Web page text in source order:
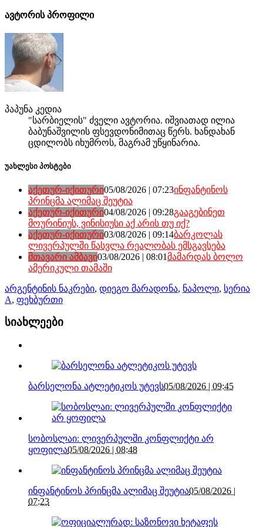
ავტორის პროფილი
პაპუნა კედია
"სარბიელის" ძველი ავტორია. იშვიათად ილია
ბაბუნაშვილის ფსევდონიმითაც წერს. ხანდახან
ცდილობს იხუმროს, მაგრამ უწყინარია.
უახლესი პოსტები
აქეთურ-იქითური05/08/2026 | 07:23ინფანტინოს
პრინცმა ალიმაც შეუტია
აქეთურ-იქითური04/08/2026 | 09:28გააგებინეთ
მოურინიუს, ვინისიუსი აქ არის თუ იქ?
აქეთურ-იქითური03/08/2026 | 09:14ბარკოლას
ლივერპულში წასვლა რეალობას ემსგავსება
მთავარი ამბავი03/08/2026 | 08:01მამარდას ბოლო
ამერიკული თამაში
არგენტინის ნაკრები, დიეგო მარადონა, ნაპოლი, სერია
A, ფეხბურთი
სიახლეები
ბარსელონა ატლეტიკოს უტევს05/08/2026 | 09:45
სობოსლაი: ლივერპულში კონფლიქტი არ
ყოფილა05/08/2026 | 08:48
ინფანტინოს პრინცმა ალიმაც შეუტია05/08/2026 |
07:23